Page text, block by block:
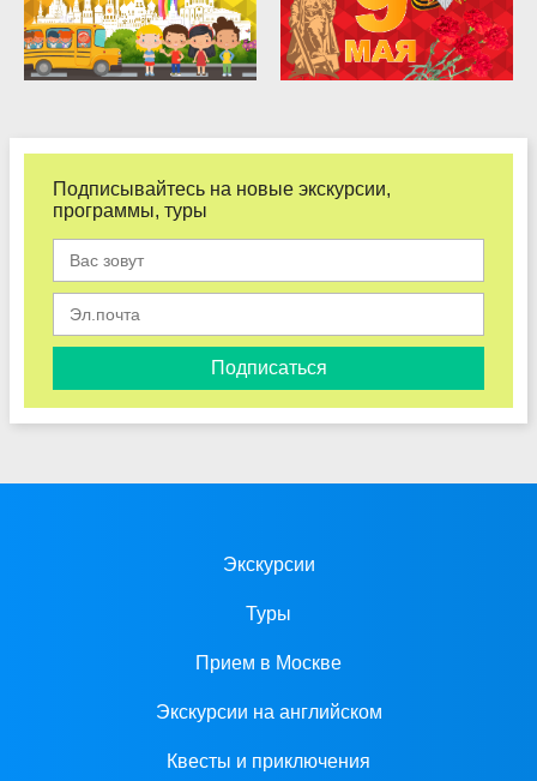
Подписывайтесь на новые экскурсии,
программы, туры
Подписаться
Экскурсии
Туры
Прием в Москве
Экскурсии на английском
Квесты и приключения